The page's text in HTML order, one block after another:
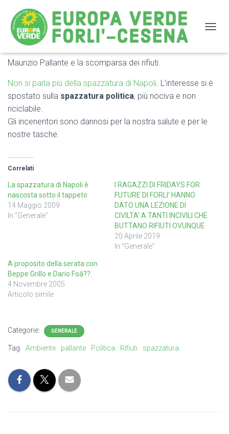
Dal blog di Grillo
Maurizio Pallante e la scomparsa dei rifiuti.
Non si parla più della spazzatura di Napoli. L’interesse si è
spostato sulla spazzatura politica, più nociva e non
riciclabile.
Gli inceneritori sono dannosi per la nostra salute e per le
nostre tasche.
Correlati
La spazzatura di Napoli è
nascosta sotto il tappeto
14 Maggio 2009
In "Generale"
I RAGAZZI DI FRIDAYS FOR
FUTURE DI FORLI’ HANNO
DATO UNA LEZIONE DI
CIVILTA’ A TANTI INCIVILI CHE
BUTTANO RIFIUTI OVUNQUE
20 Aprile 2019
In "Generale"
A proposito della serata con
Beppe Grillo e Dario Foâ??.
4 Novembre 2005
Articolo simile
Categorie: GENERALE
Tag: Ambiente pallante Politica Rifiuti spazzatura